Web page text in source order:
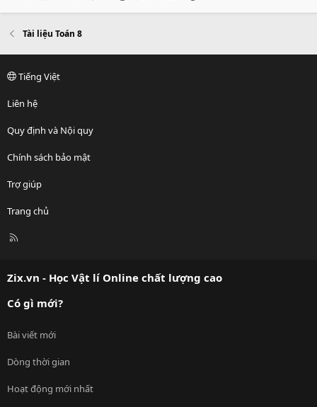
Tài liệu Toán 8
Tiếng Việt
Liên hệ
Quy định và Nội quy
Chính sách bảo mật
Trợ giúp
Trang chủ
R
Zix.vn - Học Vật lí Online chất lượng cao
Có gì mới?
Bài viết mới
Dòng thời gian
Hoạt động mới nhất